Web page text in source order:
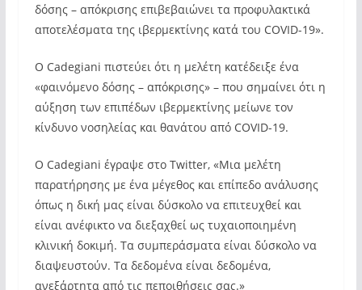
δόσης – απόκρισης επιβεβαιώνει τα προφυλακτικά
αποτελέσματα της ιβερμεκτίνης κατά του COVID-19».
Ο Cadegiani πιστεύει ότι η μελέτη κατέδειξε ένα
«φαινόμενο δόσης – απόκρισης» – που σημαίνει ότι η
αύξηση των επιπέδων ιβερμεκτίνης μείωνε τον
κίνδυνο νοσηλείας και θανάτου από COVID-19.
Ο Cadegiani έγραψε στο Twitter, «Μια μελέτη
παρατήρησης με ένα μέγεθος και επίπεδο ανάλυσης
όπως η δική μας είναι δύσκολο να επιτευχθεί και
είναι ανέφικτο να διεξαχθεί ως τυχαιοποιημένη
κλινική δοκιμή. Τα συμπεράσματα είναι δύσκολο να
διαψευστούν. Τα δεδομένα είναι δεδομένα,
ανεξάρτητα από τις πεποιθήσεις σας.»